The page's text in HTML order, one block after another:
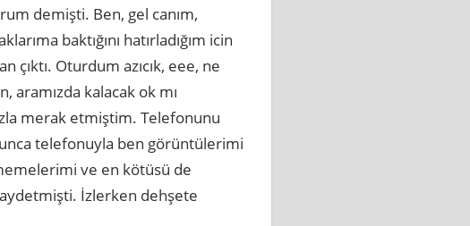
demişti. Ben, gel canım,
baktığını hatırladığım icin
çıktı. Oturdum azıcık, eee, ne
aramızda kalacak ok mı
merak etmiştim. Telefonunu
telefonuyla ben görüntülerimi
ve en kötüsü de
İzlerken dehşete